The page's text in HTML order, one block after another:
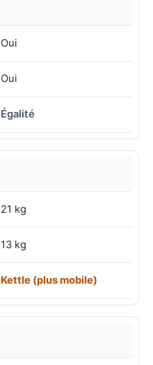
Oui
Oui
Égalité
21 kg
13 kg
Kettle (plus mobile)